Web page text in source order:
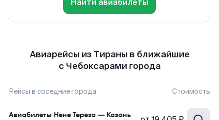
Найти авиабилеты
Авиарейсы из Тираны в ближайшие
с Чебоксарами города
Рейсы в соседние города Стоимость
Авиабилеты Нене Тереза — Казань